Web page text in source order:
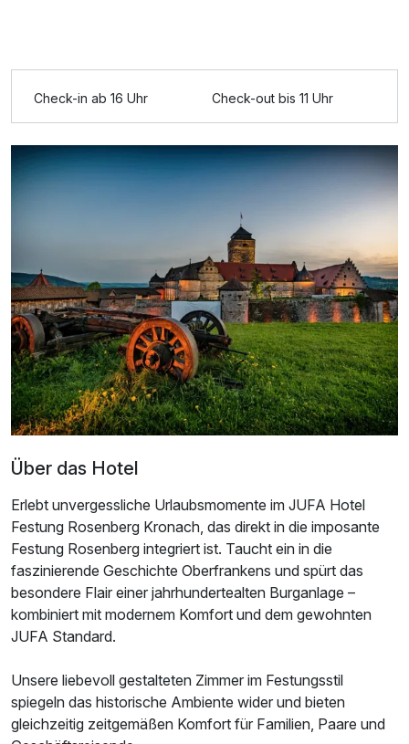
Für 3 Tage p.P. ab127,00 €
Ausstattung
Für 3 Tage p.P. ab212,00 €
Einzelzimmer
1 Erwachsenen
Check-in ab 16 Uhr Check-out bis 11 Uhr
Über das Hotel
Erlebt unvergessliche Urlaubsmomente im JUFA Hotel
Festung Rosenberg Kronach, das direkt in die imposante
Festung Rosenberg integriert ist. Taucht ein in die
faszinierende Geschichte Oberfrankens und spürt das
besondere Flair einer jahrhundertealten Burganlage –
kombiniert mit modernem Komfort und dem gewohnten
JUFA Standard.
Unsere liebevoll gestalteten Zimmer im Festungsstil
spiegeln das historische Ambiente wider und bieten
gleichzeitig zeitgemäßen Komfort für Familien, Paare und